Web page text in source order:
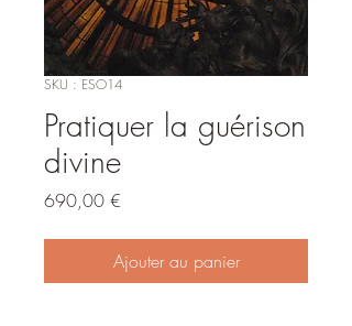
SKU : ESO14
Pratiquer la guérison
divine
690,00 €
Ajouter au panier